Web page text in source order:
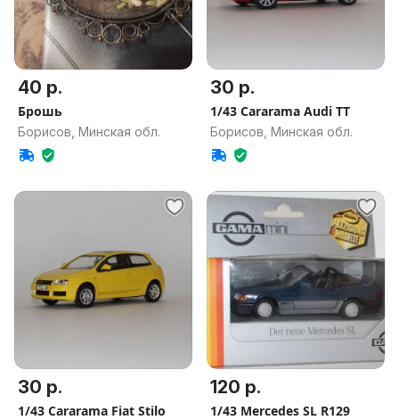
40 р.
Брошь
Борисов, Минская обл.
30 р.
1/43 Cararama Audi TT
Борисов, Минская обл.
30 р.
1/43 Cararama Fiat Stilo
120 р.
1/43 Mercedes SL R129